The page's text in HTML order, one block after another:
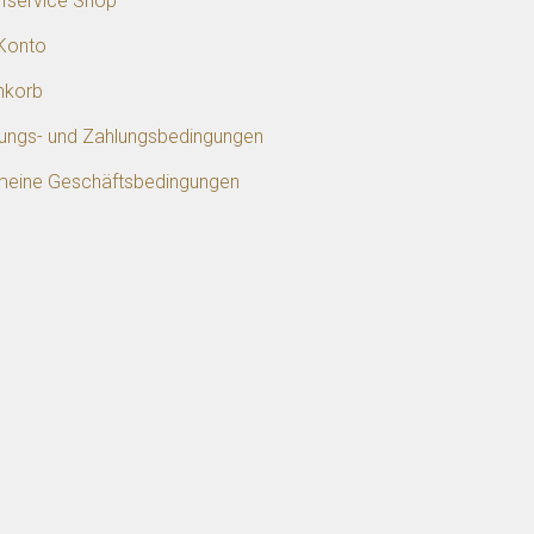
und Zahlungsbedingungen
Geschäftsbedingungen